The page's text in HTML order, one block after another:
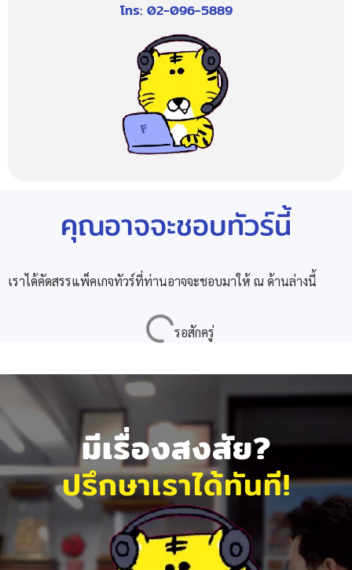
โทร: 02-096-5889
คุณอาจจะชอบทัวร์นี้
เราได้คัดสรรแพ็คเกจทัวร์ที่ท่านอาจจะชอบมาให้ ณ ด้านล่างนี้
มีเรื่องสงสัย?
ปรึกษาเราได้ทันที!